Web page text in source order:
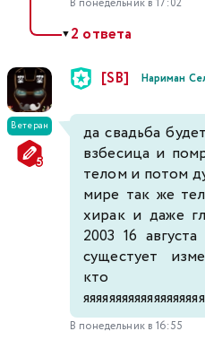
В понедельник в 17:02
▼2 ответа
Ветеран
[SB] Нариман
да свадьба
взбесица и
телом и потом
мире так же
хирак и даже
2003 16
сущестует
В понедельник в 16:55